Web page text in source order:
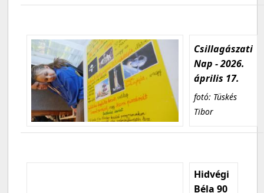
Csillagászati
Nap - 2026.
április 17.
fotó: Tüskés
Tibor
Hidvégi
Béla 90